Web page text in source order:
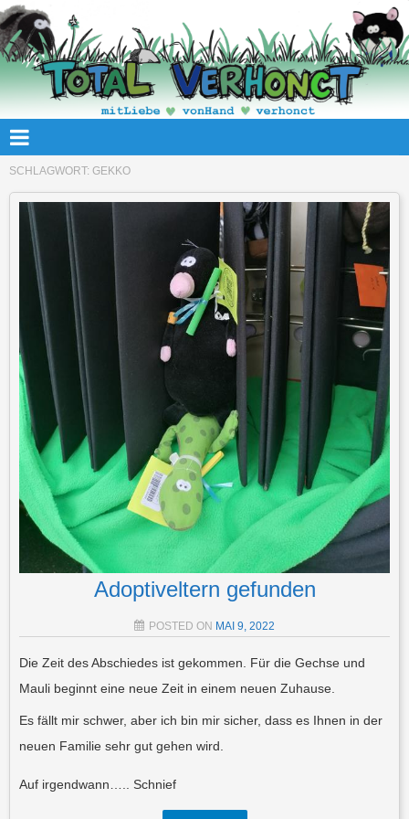
SCHLAGWORT: GEKKO
Adoptiveltern gefunden
POSTED ON MAI 9, 2022
Die Zeit des Abschiedes ist gekommen. Für die Gechse und
Mauli beginnt eine neue Zeit in einem neuen Zuhause.
Es fällt mir schwer, aber ich bin mir sicher, dass es Ihnen in der
neuen Familie sehr gut gehen wird.
Auf irgendwann….. Schnief